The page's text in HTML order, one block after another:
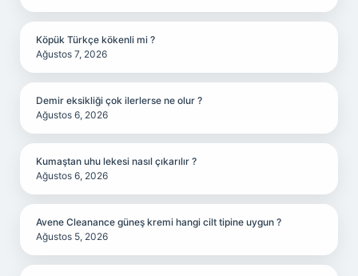
Köpük Türkçe kökenli mi ?
Ağustos 7, 2026
Demir eksikliği çok ilerlerse ne olur ?
Ağustos 6, 2026
Kumaştan uhu lekesi nasıl çıkarılır ?
Ağustos 6, 2026
Avene Cleanance güneş kremi hangi cilt tipine uygun ?
Ağustos 5, 2026